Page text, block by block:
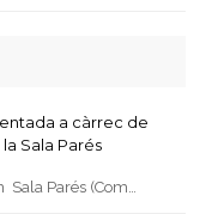
a càrrec de
Sala Parés
Sala Parés (Com…